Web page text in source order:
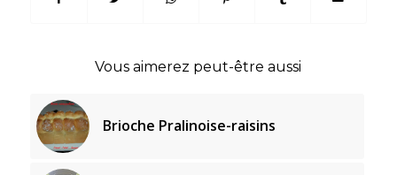
Vous aimerez peut-être aussi
Brioche Pralinoise-raisins